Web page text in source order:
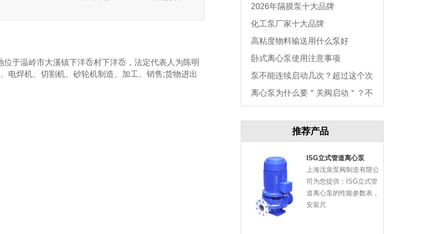
温岭市大溪镇下洋岙村下洋岙，法定代表人为陈明
电焊机、切割机、砂轮机制造、加工、销售;货物进出
2026年隔膜泵十大品牌
化工泵厂家十大品牌
高粘度物料输送用什么泵好
卧式离心泵使用注意事项
泵不能连续启动几次？超过这个次
数，电机必坏
离心泵为什么要＂关阀启动＂？不
推荐产品
ISG立式管道离心泵
上海沈泉泵阀制造有限公
司为您提供：ISG立式管
道离心泵的性能参数表，
安装尺